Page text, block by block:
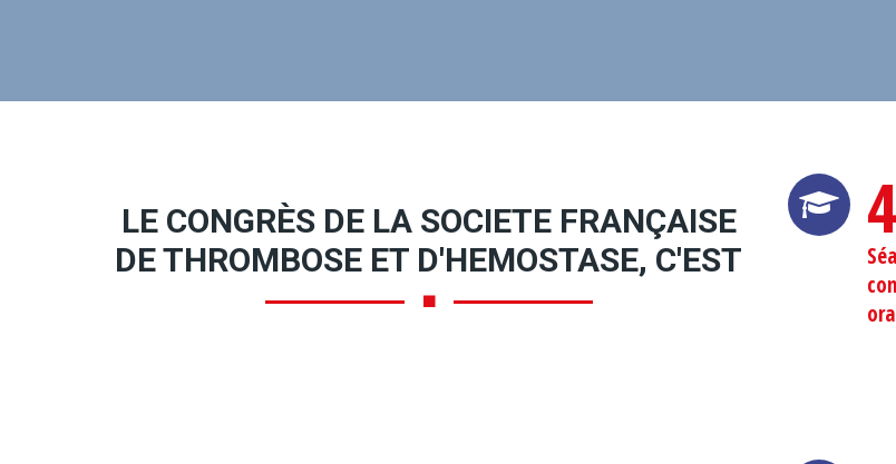
LE CONGRÈS DE LA SOCIETE FRANÇAISE
DE THROMBOSE ET D'HEMOSTASE, C'EST
4